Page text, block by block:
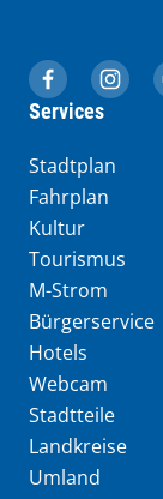
muenchen.de
Services
Stadtplan
Fahrplan
Kultur
Tourismus
M-Strom
Bürgerservice
Hotels
Webcam
Stadtteile
Landkreise
Umland